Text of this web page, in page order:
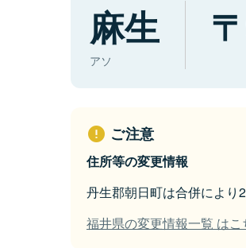
麻生
アソ
ご注意
住所等の変更情報
丹生郡朝日町は合併により
福井県の変更情報一覧 はこ